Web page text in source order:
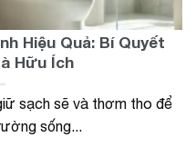
Hiệu Quả: Bí Quyết
Hữu Ích
sạch sẽ và thơm tho để
sống...